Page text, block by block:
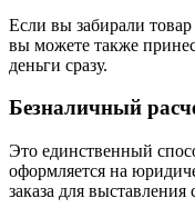
Если вы забирали
вы можете также
деньги сразу.
Безналичный
Это единственный
оформляется на
заказа для выставления